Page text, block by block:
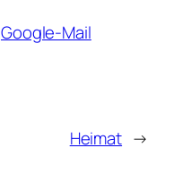
Google-Mail
Heimat →